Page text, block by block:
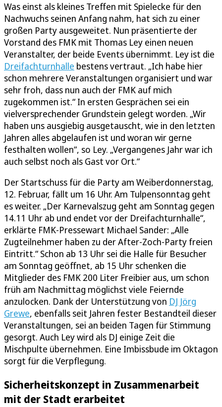
Was einst als kleines Treffen mit Spielecke für den
Nachwuchs seinen Anfang nahm, hat sich zu einer
großen Party ausgeweitet. Nun präsentierte der
Vorstand des FMK mit Thomas Ley einen neuen
Veranstalter, der beide Events übernimmt. Ley ist die
Dreifachturnhalle bestens vertraut. „Ich habe hier
schon mehrere Veranstaltungen organisiert und war
sehr froh, dass nun auch der FMK auf mich
zugekommen ist.“ In ersten Gesprächen sei ein
vielversprechender Grundstein gelegt worden. „Wir
haben uns ausgiebig ausgetauscht, wie in den letzten
Jahren alles abgelaufen ist und woran wir gerne
festhalten wollen“, so Ley. „Vergangenes Jahr war ich
auch selbst noch als Gast vor Ort.“
Der Startschuss für die Party am Weiberdonnerstag,
12. Februar, fällt um 16 Uhr. Am Tulpensonntag geht
es weiter. „Der Karnevalszug geht am Sonntag gegen
14.11 Uhr ab und endet vor der Dreifachturnhalle“,
erklärte FMK-Pressewart Michael Sander: „Alle
Zugteilnehmer haben zu der After-Zoch-Party freien
Eintritt.“ Schon ab 13 Uhr sei die Halle für Besucher
am Sonntag geöffnet, ab 15 Uhr schenken die
Mitglieder des FMK 200 Liter Freibier aus, um schon
früh am Nachmittag möglichst viele Feiernde
anzulocken. Dank der Unterstützung von DJ Jörg
Grewe, ebenfalls seit Jahren fester Bestandteil dieser
Veranstaltungen, sei an beiden Tagen für Stimmung
gesorgt. Auch Ley wird als DJ einige Zeit die
Mischpulte übernehmen. Eine Imbissbude im Oktagon
sorgt für die Verpflegung.
Sicherheitskonzept in Zusammenarbeit
mit der Stadt erarbeitet